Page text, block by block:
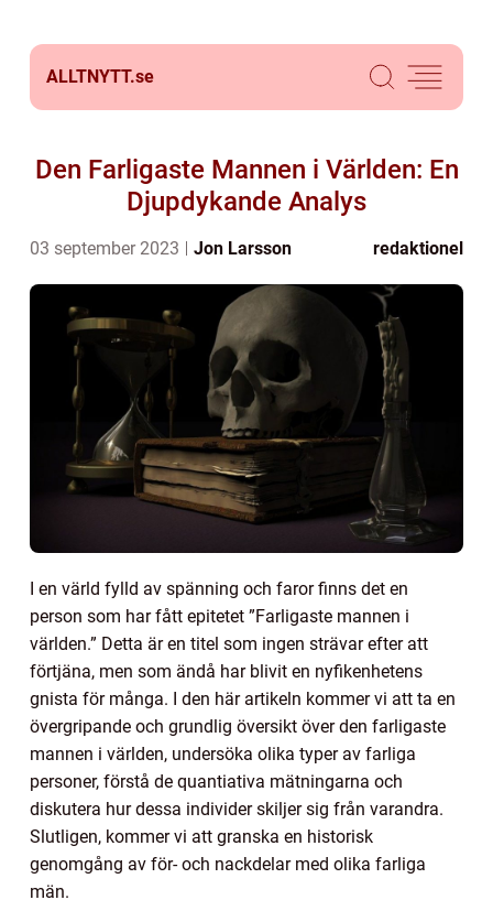
ALLTNYTT.se
Den Farligaste Mannen i Världen: En
Djupdykande Analys
03 september 2023 Jon Larsson redaktionel
I en värld fylld av spänning och faror finns det en
person som har fått epitetet ”Farligaste mannen i
världen.” Detta är en titel som ingen strävar efter att
förtjäna, men som ändå har blivit en nyfikenhetens
gnista för många. I den här artikeln kommer vi att ta en
övergripande och grundlig översikt över den farligaste
mannen i världen, undersöka olika typer av farliga
personer, förstå de quantiativa mätningarna och
diskutera hur dessa individer skiljer sig från varandra.
Slutligen, kommer vi att granska en historisk
genomgång av för- och nackdelar med olika farliga
män.